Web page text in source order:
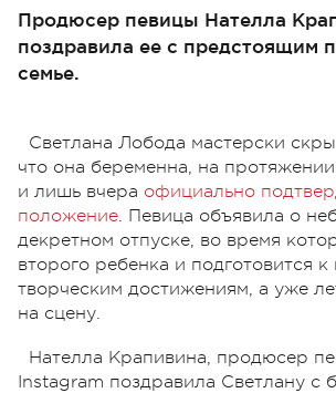
Продюсер певицы Нателла
поздравила ее с предстоящим
семье.
Светлана Лобода мастерски
что она беременна, на
и лишь вчера официально
положение. Певица объявила о
декретном отпуске, во время
второго ребенка и подготовится
творческим достижениям, а уже
на сцену.
Нателла Крапивина, продюсер
Instagram поздравила Светлану с